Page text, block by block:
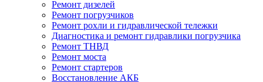
Ремонт дизелей
Ремонт погрузчиков
Ремонт рохли и гидравлической тележки
Диагностика и ремонт гидравлики погрузчика
Ремонт ТНВД
Ремонт моста
Ремонт стартеров
Восстановление АКБ